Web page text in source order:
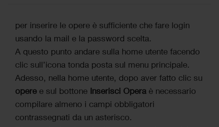
per inserire le opere è sufficiente che fare login
usando la mail e la password scelta.
A questo punto andare sulla home utente facendo
clic sull’icona tonda posta sul menu principale.
Adesso, nella home utente, dopo aver fatto clic su
opere e sul bottone Inserisci Opera è necessario
compilare almeno i campi obbligatori
contrassegnati da un asterisco.